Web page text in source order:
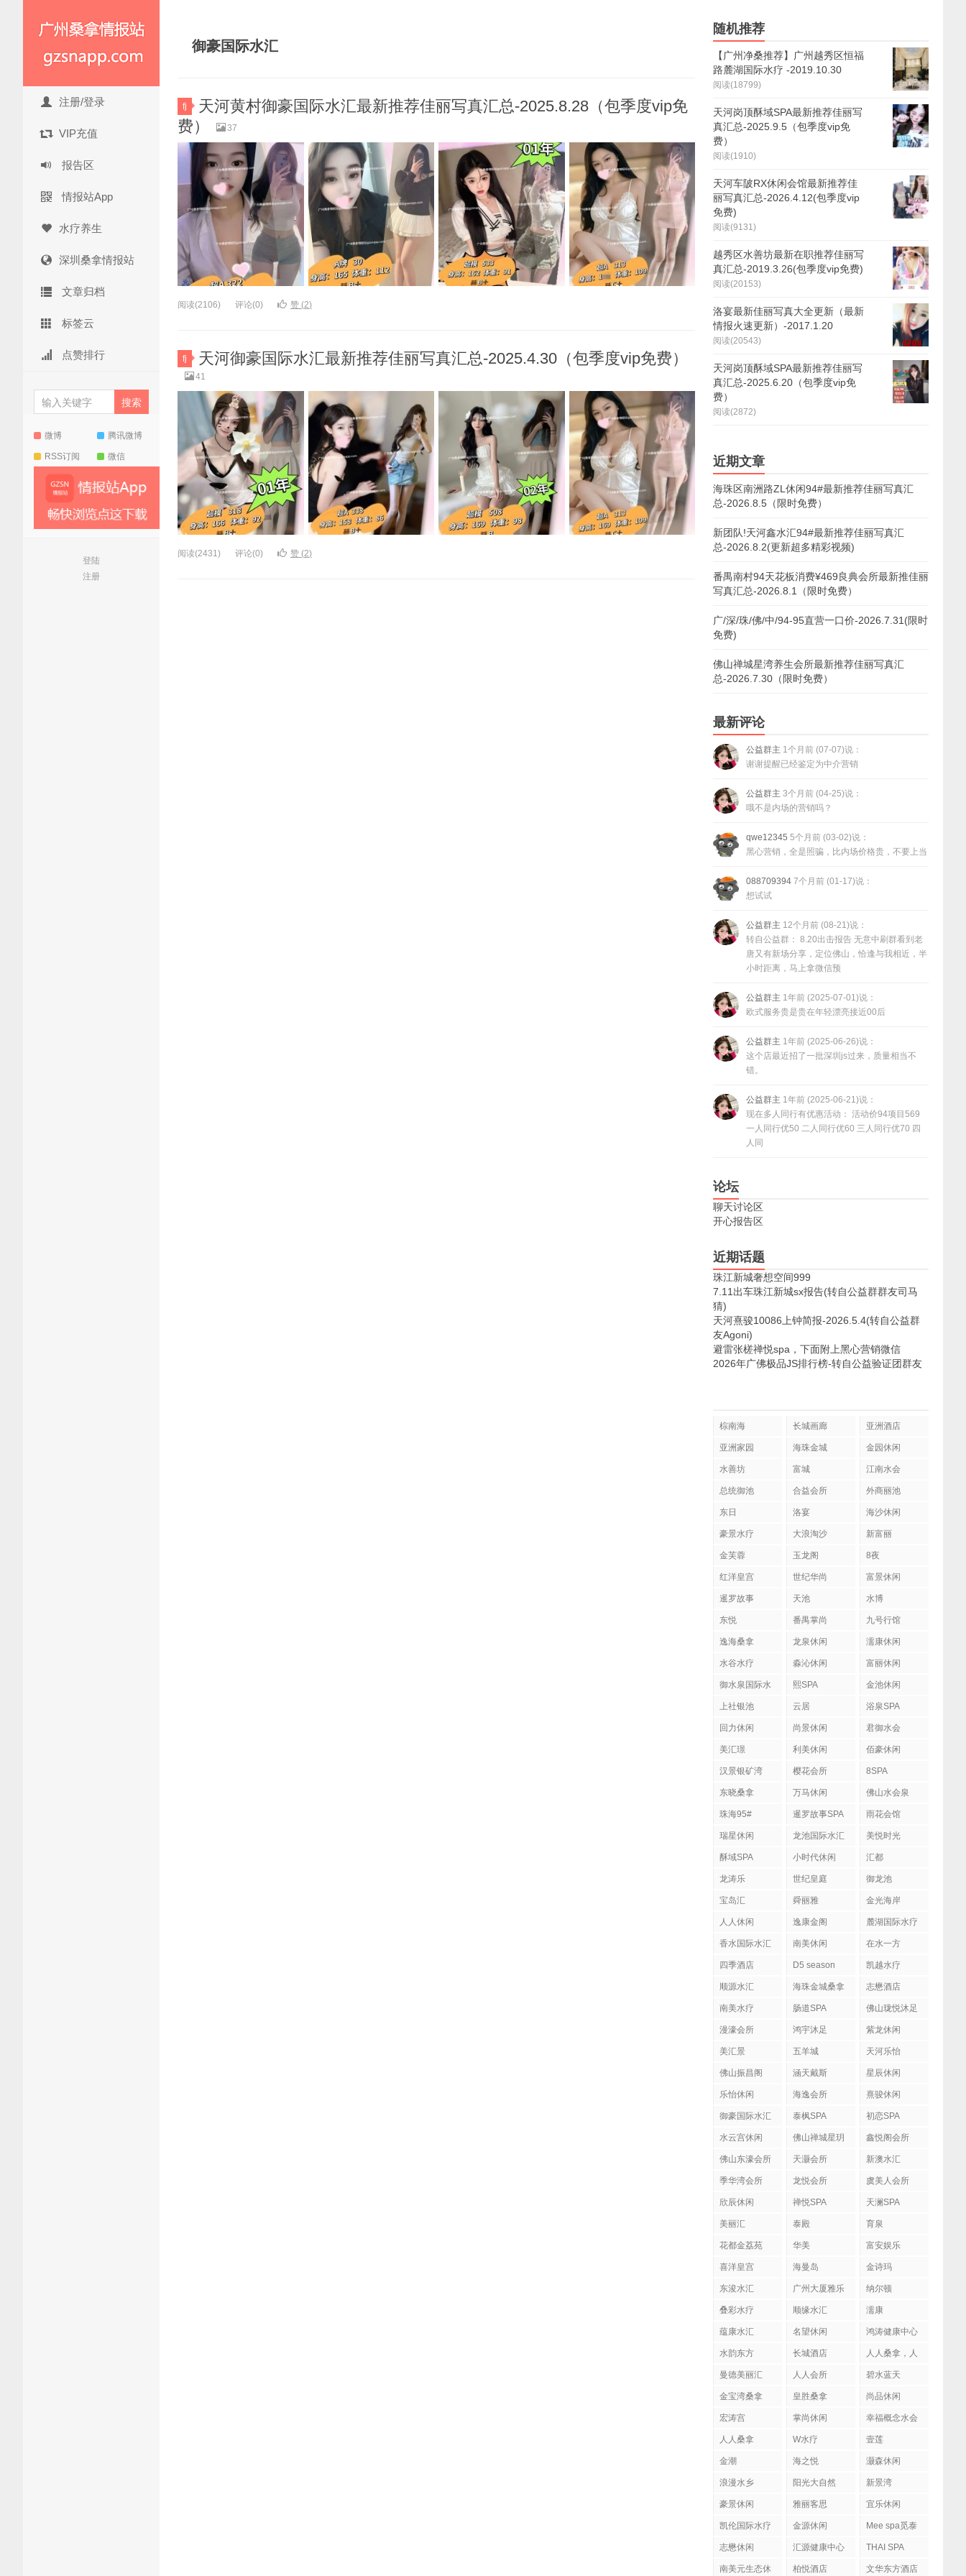
注册/登录
VIP充值
报告区
情报站App
水疗养生
深圳桑拿情报站
文章归档
标签云
点赞排行
微博 腾讯微博
RSS订阅 微信
登陆
注册
御豪国际水汇
fj
天河黄村御豪国际水汇最新推荐佳丽写真汇总-2025.8.28（包季度vip免
费）
37
阅读(2106) 评论(0) 赞 (2)
fj 天河御豪国际水汇最新推荐佳丽写真汇总-2025.4.30（包季度vip免费）
41
阅读(2431) 评论(0) 赞 (2)
随机推荐
【广州净桑推荐】广州越秀区恒福
路麓湖国际水疗 -2019.10.30
阅读(18799)
天河岗顶酥域SPA最新推荐佳丽写
真汇总-2025.9.5（包季度vip免
费）
阅读(1910)
天河车陂RX休闲会馆最新推荐佳
丽写真汇总-2026.4.12(包季度vip
免费)
阅读(9131)
越秀区水善坊最新在职推荐佳丽写
真汇总-2019.3.26(包季度vip免费)
阅读(20153)
洛宴最新佳丽写真大全更新（最新
情报火速更新）-2017.1.20
阅读(20543)
天河岗顶酥域SPA最新推荐佳丽写
真汇总-2025.6.20（包季度vip免
费）
阅读(2872)
近期文章
海珠区南洲路ZL休闲94#最新推荐佳丽写真汇
总-2026.8.5（限时免费）
新团队!天河鑫水汇94#最新推荐佳丽写真汇
总-2026.8.2(更新超多精彩视频)
番禺南村94天花板消费¥469良典会所最新推佳丽
写真汇总-2026.8.1（限时免费）
广/深/珠/佛/中/94-95直营一口价-2026.7.31(限时
免费)
佛山禅城星湾养生会所最新推荐佳丽写真汇
总-2026.7.30（限时免费）
最新评论
公益群主 1个月前 (07-07)说：
谢谢提醒已经鉴定为中介营销
公益群主 3个月前 (04-25)说：
哦不是内场的营销吗？
qwe12345 5个月前 (03-02)说：
黑心营销，全是照骗，比内场价格贵，不要上当
088709394 7个月前 (01-17)说：
想试试
公益群主 12个月前 (08-21)说：
转自公益群： 8.20出击报告 无意中刷群看到老
唐又有新场分享，定位佛山，恰逢与我相近，半
小时距离，马上拿微信预
公益群主 1年前 (2025-07-01)说：
欧式服务贵是贵在年轻漂亮接近00后
公益群主 1年前 (2025-06-26)说：
这个店最近招了一批深圳js过来，质量相当不
错。
公益群主 1年前 (2025-06-21)说：
现在多人同行有优惠活动： 活动价94项目569
一人同行优50 二人同行优60 三人同行优70 四
人同
论坛
聊天讨论区
开心报告区
近期话题
珠江新城奢想空间999
7.11出车珠江新城sx报告(转自公益群群友司马
猜)
天河熹骏10086上钟简报-2026.5.4(转自公益群
友Agoni)
避雷张槎禅悦spa，下面附上黑心营销微信
2026年广佛极品JS排行榜-转自公益验证团群友
棕南海 长城画廊 亚洲酒店
亚洲家园 海珠金城 金园休闲
水善坊 富城 江南水会
总统御池 合益会所 外商丽池
东日 洛宴 海沙休闲
豪景水疗 大浪淘沙 新富丽
金芙蓉 玉龙阁 8夜
红洋皇宫 世纪华尚 富景休闲
暹罗故事 天池 水博
东悦 番禺掌尚 九号行馆
逸海桑拿 龙泉休闲 濡康休闲
水谷水疗 淼沁休闲 富丽休闲
御水泉国际水
熙SPA 金池休闲
上社银池 云居 浴泉SPA
回力休闲 尚景休闲 君御水会
美汇璟 利美休闲 佰豪休闲
汉景银矿湾 樱花会所 8SPA
东晓桑拿 万马休闲 佛山水会泉
珠海95# 暹罗故事SPA 雨花会馆
瑞星休闲 龙池国际水汇 美悦时光
酥域SPA 小时代休闲 汇都
龙涛乐 世纪皇庭 御龙池
宝岛汇 舜丽雅 金光海岸
人人休闲 逸康金阁 麓湖国际水疗
香水国际水汇 南美休闲 在水一方
四季酒店 D5 season 凯越水疗
顺源水汇 海珠金城桑拿 志懋酒店
南美水疗 肠道SPA 佛山珑悦沐足
漫濠会所 鸿宇沐足 紫龙休闲
美汇景 五羊城 天河乐怡
佛山振昌阁 涵天戴斯 星辰休闲
乐怡休闲 海逸会所 熹骏休闲
御豪国际水汇 泰枫SPA 初恋SPA
水云宫休闲
佛山禅城星玥
鑫悦阁会所
佛山东濠会所 天灏会所 新澳水汇
季华湾会所 龙悦会所 虞美人会所
欣辰休闲 禅悦SPA 天澜SPA
美丽汇 泰殿 育泉
花都金荔苑 华美 富安娱乐
喜洋皇宫 海曼岛 金诗玛
东浚水汇
广州大厦雅乐
纳尔顿
叠彩水疗 顺缘水汇 濡康
蕴康水汇 名望休闲 鸿涛健康中心
水韵东方 长城酒店
人人桑拿，人
曼德美丽汇 人人会所 碧水蓝天
金宝湾桑拿 皇胜桑拿 尚品休闲
宏涛宫 掌尚休闲 幸福概念水会
人人桑拿 W水疗 壹莲
金潮 海之悦 灏森休闲
浪漫水乡 阳光大自然 新景湾
豪景休闲 雅丽客思 宜乐休闲
凯伦国际水疗 金源休闲
Mee spa觅泰
志懋休闲 汇源健康中心 THAI SPA
南美元生态休 柏悦酒店 文华东方酒店